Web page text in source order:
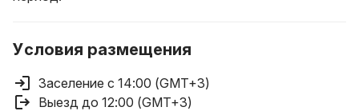
Условия размещения
Заселение с 14:00 (GMT+3)
Выезд до 12:00 (GMT+3)